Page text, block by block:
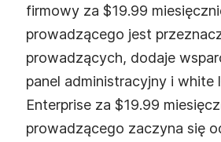
firmowy za $19.99
prowadzącego jest
prowadzących, dodaje
panel administracyjny i white
Enterprise za $19.99
prowadzącego zaczyna się